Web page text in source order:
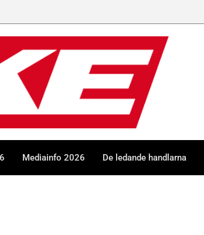
Mediainfo 2026 De ledande handlarna